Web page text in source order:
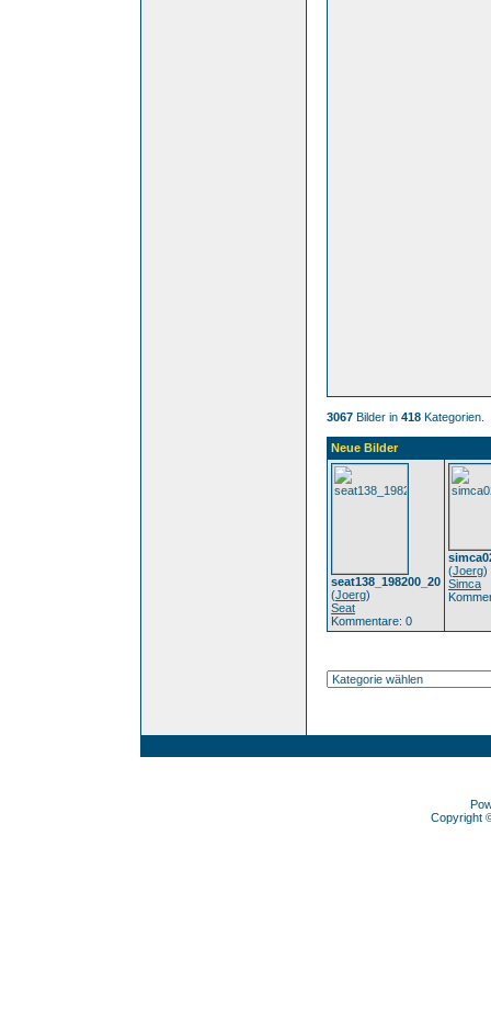
3067 Bilder in 418 Kategorien.
Neue Bilder
seat138_198200_20
(Joerg)
Seat
Kommentare: 0
(Joerg)
Simca
Copyright